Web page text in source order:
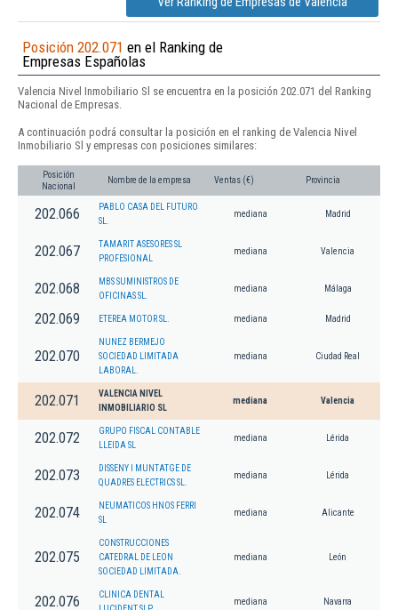
Posición 202.071 en el Ranking de
Empresas Españolas
Valencia Nivel Inmobiliario Sl se encuentra en la posición 202.071 del Ranking
Nacional de Empresas.
A continuación podrá consultar la posición en el ranking de Valencia Nivel
Inmobiliario Sl y empresas con posiciones similares:
Posición
Nacional
Nombre de la empresa Ventas (€) Provincia
202.066
PABLO CASA DEL FUTURO
SL.
mediana Madrid
202.067
TAMARIT ASESORES SL
PROFESIONAL
mediana Valencia
202.068
MBS SUMINISTROS DE
OFICINAS SL.
mediana Málaga
202.069 ETEREA MOTOR SL. mediana Madrid
202.070
NUNEZ BERMEJO
SOCIEDAD LIMITADA
LABORAL.
mediana Ciudad Real
202.071
VALENCIA NIVEL
INMOBILIARIO SL
mediana Valencia
202.072
GRUPO FISCAL CONTABLE
LLEIDA SL
mediana Lérida
202.073
DISSENY I MUNTATGE DE
QUADRES ELECTRICS SL.
mediana Lérida
202.074
NEUMATICOS HNOS FERRI
SL
mediana Alicante
202.075
CONSTRUCCIONES
CATEDRAL DE LEON
SOCIEDAD LIMITADA.
mediana León
202.076
CLINICA DENTAL
mediana Navarra